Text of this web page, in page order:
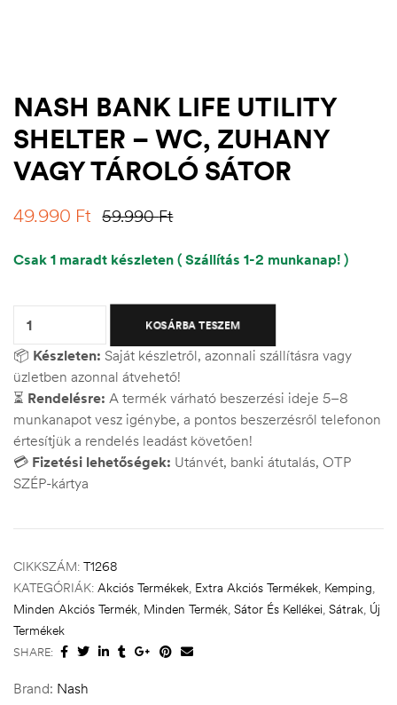
NASH BANK LIFE UTILITY
SHELTER – WC, ZUHANY
VAGY TÁROLÓ SÁTOR
59.990Ft
49.990 Ft
Csak 1 maradt készleten ( Szállítás 1-2 munkanap! )
KOSÁRBA TESZEM
📦 Készleten: Saját készletről, azonnali szállításra vagy
üzletben azonnal átvehető!
⏳ Rendelésre: A termék várható beszerzési ideje 5–8
munkanapot vesz igénybe, a pontos beszerzésről telefonon
értesítjük a rendelés leadást követően!
💳 Fizetési lehetőségek: Utánvét, banki átutalás, OTP
SZÉP-kártya
CIKKSZÁM: T1268
KATEGÓRIÁK: Akciós Termékek, Extra Akciós Termékek, Kemping,
Minden Akciós Termék, Minden Termék, Sátor És Kellékei, Sátrak, Új
Termékek
SHARE:
Brand: Nash